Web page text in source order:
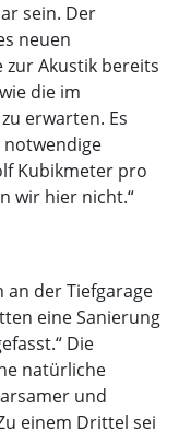
sein. Der
neuen
zur Akustik bereits
die im
erwarten. Es
notwendige
Kubikmeter pro
wir hier nicht.“
an der Tiefgarage
eine Sanierung
Die
natürliche
und
einem Drittel sei